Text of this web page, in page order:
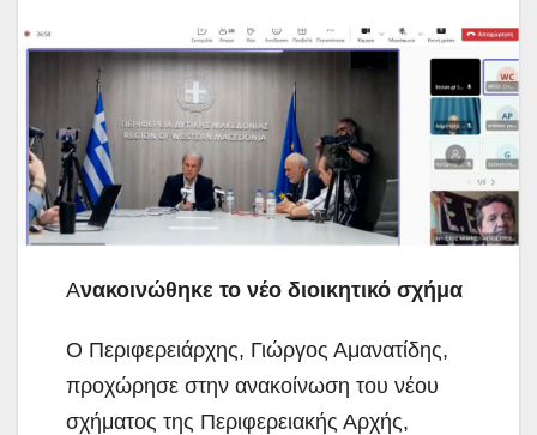
Ανακοινώθηκε το νέο διοικητικό σχήμα
Ο Περιφερειάρχης, Γιώργος Αμανατίδης,
προχώρησε στην ανακοίνωση του νέου
σχήματος της Περιφερειακής Αρχής,